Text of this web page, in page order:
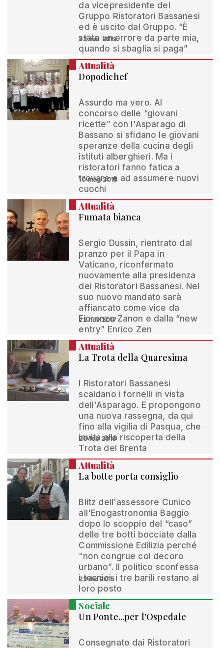
da vicepresidente del
Gruppo Ristoratori Bassanesi
ed è uscito dal Gruppo. “È
stato un errore da parte mia,
quando si sbaglia si paga”
22 mar 2019
Attualità
Dopodichef
Assurdo ma vero. Al
concorso delle “giovani
ricette” con l'Asparago di
Bassano si sfidano le giovani
speranze della cucina degli
istituti alberghieri. Ma i
ristoratori fanno fatica a
trovare e ad assumere nuovi
cuochi
10 mag 2018
Attualità
Fumata bianca
Sergio Dussin, rientrato dal
pranzo per il Papa in
Vaticano, riconfermato
nuovamente alla presidenza
dei Ristoratori Bassanesi. Nel
suo nuovo mandato sarà
affiancato come vice da
Fiorenzo Zanon e dalla “new
entry” Enrico Zen
22 nov 2017
Attualità
La Trota della Quaresima
I Ristoratori Bassanesi
scaldano i fornelli in vista
dell'Asparago. E propongono
una nuova rassegna, da qui
fino alla vigilia di Pasqua, che
invita alla riscoperta della
Trota del Brenta
20 feb 2016
Attualità
La botte porta consiglio
Blitz dell'assessore Cunico
all'Enogastronomia Baggio
dopo lo scoppio del “caso”
delle tre botti bocciate dalla
Commissione Edilizia perché
“non congrue col decoro
urbano”. Il politico sconfessa
i tecnici: i tre barili restano al
loro posto
23 dic 2015
Sociale
Un Ponte...per l'Ospedale
Consegnato dai Ristoratori